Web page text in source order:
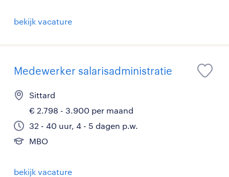
bekijk vacature
Medewerker salarisadministratie
Sittard
€ 2.798 - 3.900 per maand
32 - 40 uur, 4 - 5 dagen p.w.
MBO
bekijk vacature